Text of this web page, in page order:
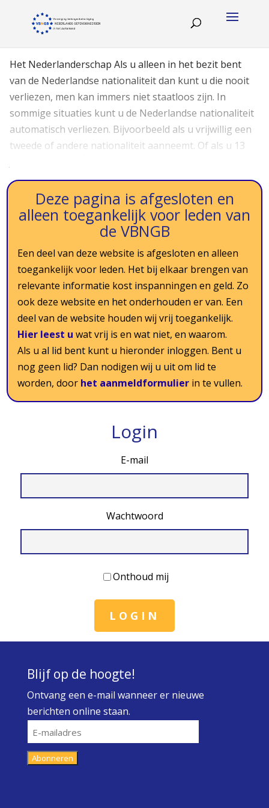
Het Nederlanderschap Als u alleen in het bezit bent
van de Nederlandse nationaliteit dan kunt u die nooit
verliezen, men kan immers niet staatloos zijn. In
sommige situaties kunt u de Nederlandse nationaliteit
automatisch verliezen. Bijvoorbeeld als u vrijwillig een
tweede of andere nationaliteit aanneemt. Of als u 13
Deze pagina is afgesloten en
alleen toegankelijk voor leden van
de VBNGB
Een deel van deze website is afgesloten en alleen
toegankelijk voor leden. Het bij elkaar brengen van
relevante informatie kost inspanningen en geld. Zo
ook deze website en het onderhouden er van. Een
deel van de website houden wij vrij toegankelijk.
Hier leest u wat vrij is en wat niet, en waarom.
Als u al lid bent kunt u hieronder inloggen. Bent u
nog geen lid? Dan nodigen wij u uit om lid te
worden, door het aanmeldformulier in te vullen.
Login
E-mail
Wachtwoord
Onthoud mij
LOGIN
Blijf op de hoogte!
Ontvang een e-mail wanneer er nieuwe
berichten online staan.
E-
mailadres
Abonneren